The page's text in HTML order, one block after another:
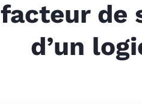
facteur de
d’un